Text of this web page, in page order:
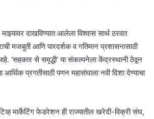
दाखविण्यात आलेला विश्वास सार्थ ठरवत
मजबुती आणि पारदर्शक व गतिमान प्रशासनासाठी
‘सहकार से समृद्धी’ या संकल्पनेला केंद्रस्थानी ठेवून
आर्थिक प्रगतीसाठी पणन महासंघाला नवी दिशा देण्याचा
मार्केटिंग फेडरेशन ही राज्यातील खरेदी-विक्री संघ,